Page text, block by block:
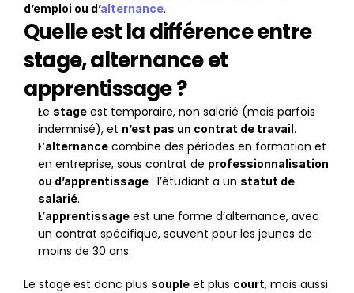
d’emploi ou d’alternance.
Quelle est la différence entre
stage, alternance et
apprentissage ?
Le stage est temporaire, non salarié (mais parfois
indemnisé), et n’est pas un contrat de travail.
L’alternance combine des périodes en formation et
en entreprise, sous contrat de professionnalisation
ou d’apprentissage : l’étudiant a un statut de
salarié.
L’apprentissage est une forme d’alternance, avec
un contrat spécifique, souvent pour les jeunes de
moins de 30 ans.
Le stage est donc plus souple et plus court